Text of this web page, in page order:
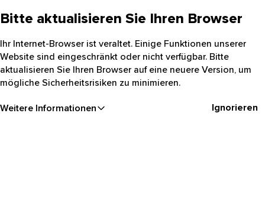
Bitte aktualisieren Sie Ihren Browser
Ihr Internet-Browser ist veraltet. Einige Funktionen unserer
Website sind eingeschränkt oder nicht verfügbar. Bitte
aktualisieren Sie Ihren Browser auf eine neuere Version, um
mögliche Sicherheitsrisiken zu minimieren.
Weitere Informationen Ignorieren